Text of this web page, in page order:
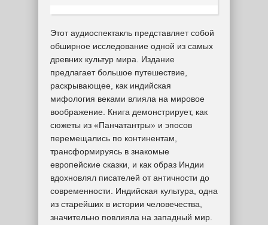
Этот аудиоспектакль представляет собой
обширное исследование одной из самых
древних культур мира. Издание
предлагает большое путешествие,
раскрывающее, как индийская
мифология веками влияла на мировое
воображение. Книга демонстрирует, как
сюжеты из «Панчатантры» и эпосов
перемещались по континентам,
трансформируясь в знакомые
европейские сказки, и как образ Индии
вдохновлял писателей от античности до
современности. Индийская культура, одна
из старейших в истории человечества,
значительно повлияла на западный мир.